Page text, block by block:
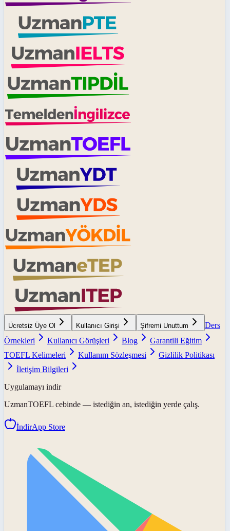
Ücretsiz Üye Ol Kullanıcı Girişi Şifremi Unuttum
Ders
Örnekleri
Kullanıcı Görüşleri Blog
Garantili Eğitim
TOEFL Kelimeleri
Kullanım Sözleşmesi
Gizlilik Politikası
İletişim Bilgileri
Uygulamayı indir
UzmanTOEFL cebinde — istediğin an, istediğin yerde çalış.
İndirApp Store